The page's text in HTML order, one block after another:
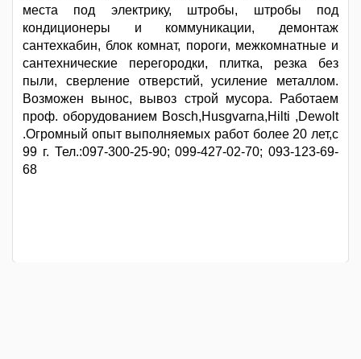
места под электрику, штробы, штробы под
кондиционеры и коммуникации, демонтаж
сантехкабин, блок комнат, пороги, межкомнатные и
сантехнические перегородки, плитка, резка без
пыли, сверление отверстий, усиление металлом.
Возможен вынос, вывоз строй мусора. Работаем
проф. оборудованием Bosch,Husgvarna,Hilti ,Dewolt
.Огромный опыт выполняемых работ более 20 лет,с
99 г. Тел.:097-300-25-90; 099-427-02-70; 093-123-69-
68